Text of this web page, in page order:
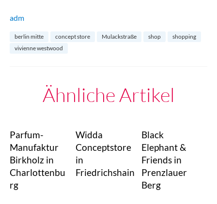
adm
berlin mitte concept store Mulackstraße shop
shopping
vivienne westwood
Ähnliche Artikel
Parfum-
Manufaktur
Birkholz in
Charlottenbu
rg
Widda
Conceptstore
in
Friedrichshain
Black
Elephant &
Friends in
Prenzlauer
Berg